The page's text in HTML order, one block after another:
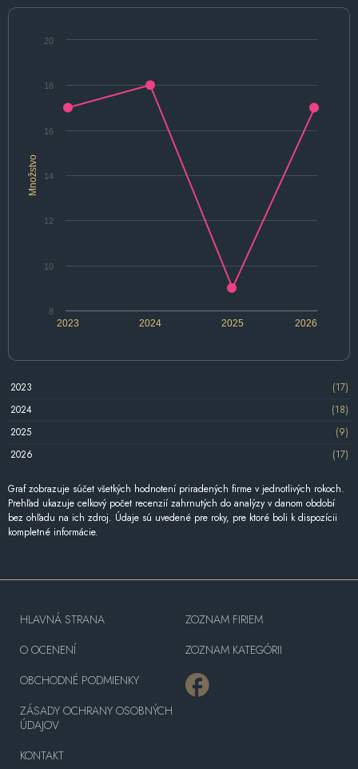
Množstvo
2024 2026
2023 2025
8
10
12
14
16
18
20
2023
(17)
2024
(18)
2025
(9)
2026
(17)
Graf zobrazuje súčet všetkých hodnotení priradených firme v jednotlivých rokoch.
Prehľad ukazuje celkový počet recenzií zahrnutých do analýzy v danom období
bez ohľadu na ich zdroj. Údaje sú uvedené pre roky, pre ktoré boli k dispozícii
kompletné informácie.
HLAVNÁ STRANA
O OCENENÍ
OBCHODNÉ PODMIENKY
ZÁSADY OCHRANY OSOBNÝCH
ÚDAJOV
KONTAKT
ZOZNAM FIRIEM
ZOZNAM KATEGÓRII